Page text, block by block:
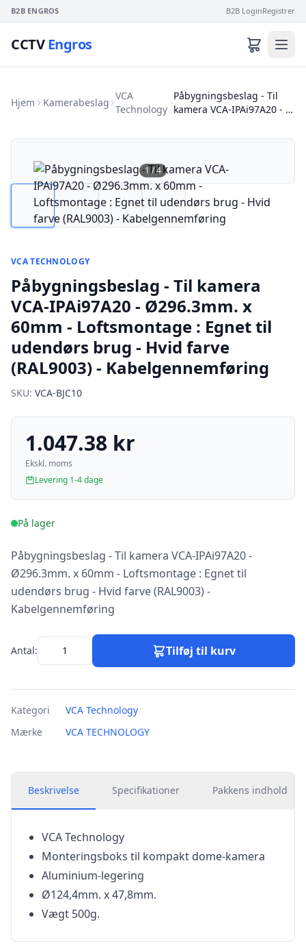
B2B ENGROS B2B LoginRegistrer
CCTVEngros
Hjem Kamerabeslag
VCA
Technology
Påbygningsbeslag - Til
kamera VCA-IPAi97A20 - …
1 /4
VCA TECHNOLOGY
Påbygningsbeslag - Til kamera
VCA-IPAi97A20 - Ø296.3mm. x
60mm - Loftsmontage : Egnet til
udendørs brug - Hvid farve
(RAL9003) - Kabelgennemføring
SKU: VCA-BJC10
1.047.38 kr
Ekskl. moms
Levering 1-4 dage
På lager
Påbygningsbeslag - Til kamera VCA-IPAi97A20 -
Ø296.3mm. x 60mm - Loftsmontage : Egnet til
udendørs brug - Hvid farve (RAL9003) -
Kabelgennemføring
Antal: Tilføj til kurv
Kategori
VCA Technology
Mærke
VCA TECHNOLOGY
Beskrivelse Specifikationer Pakkens indhold
VCA Technology
Monteringsboks til kompakt dome-kamera
Aluminium-legering
Ø124,4mm. x 47,8mm.
Vægt 500g.